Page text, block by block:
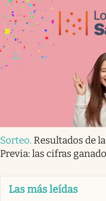
Sorteo. Resultados de
Previa: las cifras
Las más leídas